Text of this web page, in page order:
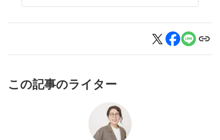
この記事のライター